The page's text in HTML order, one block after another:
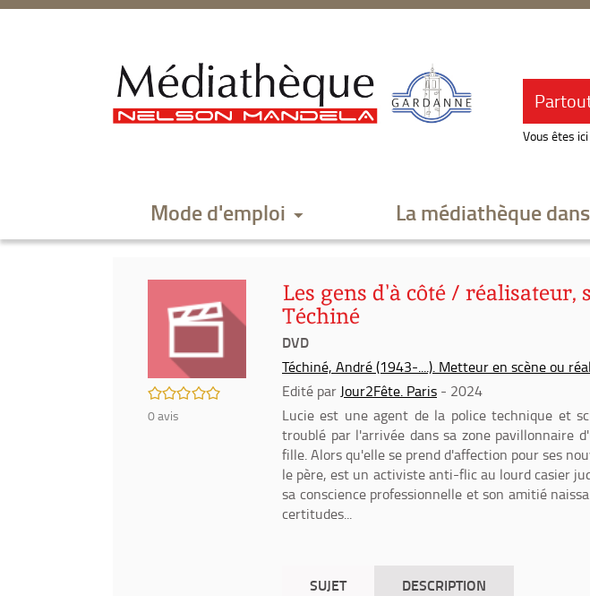
recherche
Vous êtes ici
Mode d'emploi La médiathèque
/5
0avis
Les gens d'à côté / réalisateur,
Téchiné
DVD
Téchiné, André (1943-....). Metteur en scène ou
Edité par Jour2Fête. Paris - 2024
Lucie est une agent de la police technique et
troublé par l'arrivée dans sa zone pavillonnaire
fille. Alors qu'elle se prend d'affection pour ses
le père, est un activiste anti-flic au lourd casier
sa conscience professionnelle et son amitié
certitudes...
SUJET DESCRIPTION